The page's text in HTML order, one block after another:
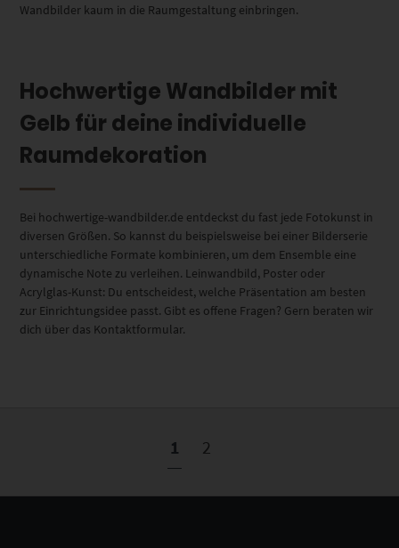
Wandbilder kaum in die Raumgestaltung einbringen.
Hochwertige Wandbilder mit
Gelb für deine individuelle
Raumdekoration
Bei hochwertige-wandbilder.de entdeckst du fast jede Fotokunst in
diversen Größen. So kannst du beispielsweise bei einer Bilderserie
unterschiedliche Formate kombinieren, um dem Ensemble eine
dynamische Note zu verleihen. Leinwandbild, Poster oder
Acrylglas-Kunst: Du entscheidest, welche Präsentation am besten
zur Einrichtungsidee passt. Gibt es offene Fragen? Gern beraten wir
dich über das Kontaktformular.
1 2